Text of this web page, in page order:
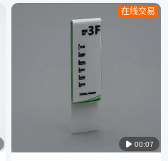
 00:07
在线交易